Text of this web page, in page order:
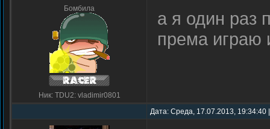
Бомбила
Ник: TDU2: vladimir0801
а я один раз
према играю
Дата: Среда, 17.07.2013,